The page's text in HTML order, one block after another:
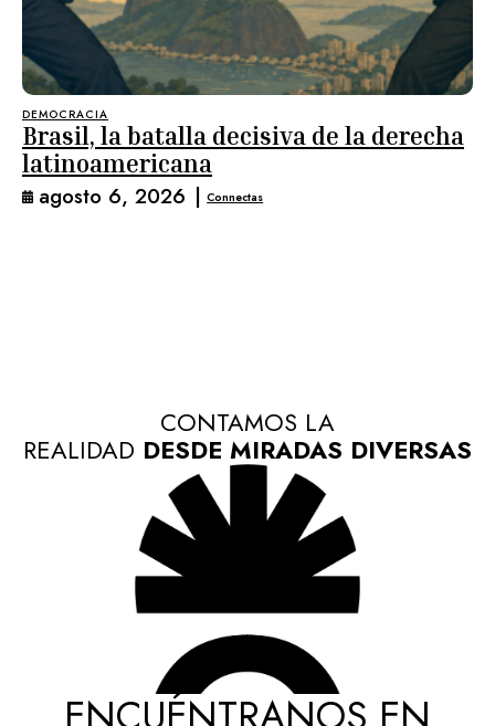
DEMOCRACIA
Brasil, la batalla decisiva de la derecha
latinoamericana
agosto 6, 2026 | Connectas
CONTAMOS LA
REALIDAD DESDE MIRADAS DIVERSAS